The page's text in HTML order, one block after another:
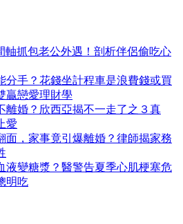
軸抓包老公外遇！剖析伴侶偷吃心
分手？花錢坐計程車是浪費錢或買
贏戀愛理財學
離婚？欣西亞揭不一走了之３真
愛
面，家事竟引爆離婚？律師揭家務
液變糖漿？醫警告夏季心肌梗塞危
明吃